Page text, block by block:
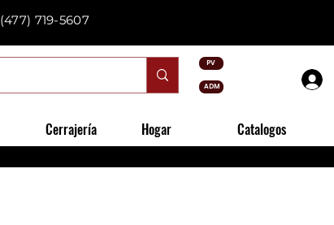
PV
ADM
(477) 719-5607
Cerrajería Hogar Catalogos